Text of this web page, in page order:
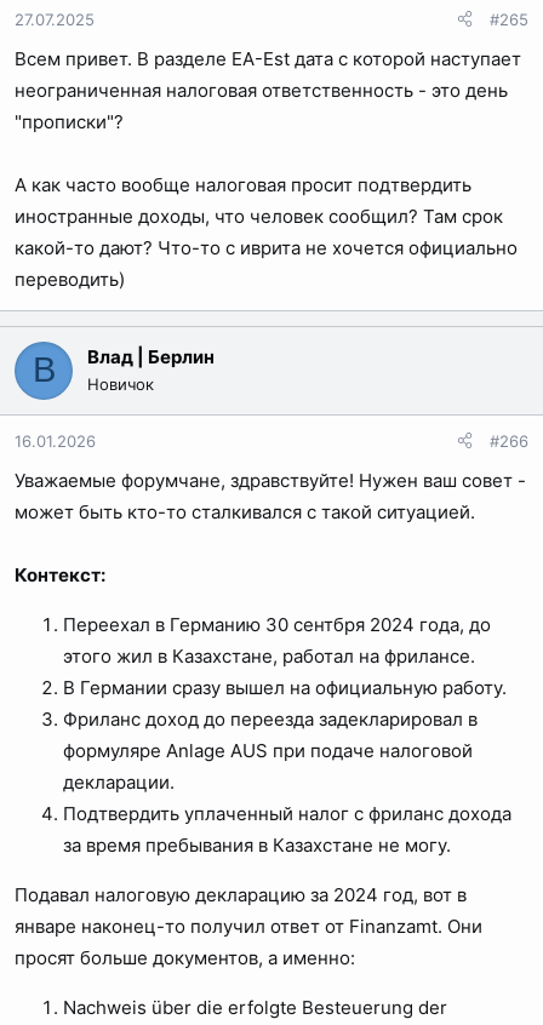
:
27.07.2025 #265
Всем привет. В разделе EA-Est дата с которой наступает
неограниченная налоговая ответственность - это день
"прописки"?
А как часто вообще налоговая просит подтвердить
иностранные доходы, что человек сообщил? Там срок
какой-то дают? Что-то с иврита не хочется официально
переводить)
В Влад | Берлин
Новичок
16.01.2026 #266
Уважаемые форумчане, здравствуйте! Нужен ваш совет -
может быть кто-то сталкивался с такой ситуацией.
Контекст:
Переехал в Германию 30 cентбря 2024 года, до
этого жил в Казахстане, работал на фрилансе.
В Германии сразу вышел на официальную работу.
Фриланс доход до переезда задекларировал в
формуляре Anlage AUS при подаче налоговой
декларации.
Подтвердить уплаченный налог с фриланс дохода
за время пребывания в Казахстане не могу.
Подавал налоговую декларацию за 2024 год, вот в
январе наконец-то получил ответ от Finanzamt. Они
просят больше документов, а именно:
Nachweis über die erfolgte Besteuerung der